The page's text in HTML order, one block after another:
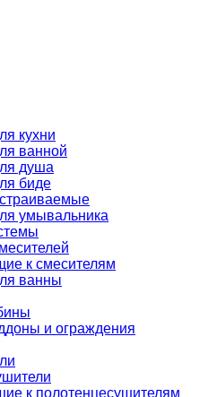
кухни
ванной
душа
биде
умывальника
к смесителям
ванны
и ограждения
к полотенцесушителям